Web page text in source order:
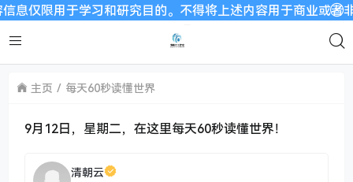
限用于学习和研究目的。不得将上述内容用于商业或者非
主页 每天60秒读懂世界
9月12日，星期二，在这里每天60秒读懂世界！
清朝云